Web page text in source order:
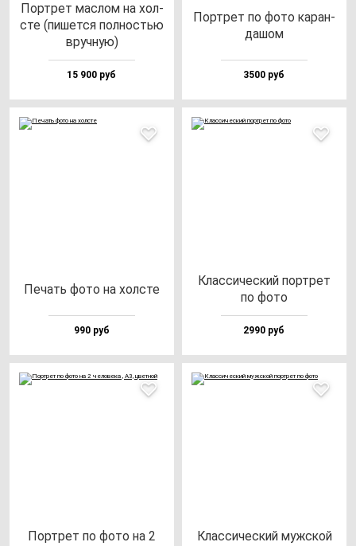
Пор­трет мас­лом на хол­
сте (пи­шет­ся пол­ностью
вруч­ную)
15 900 руб
Пор­трет по фо­то ка­ран­
да­шом
3500 руб
Печать фо­то на хол­сте
990 руб
Клас­си­чес­кий пор­трет
по фо­то
2990 руб
Пор­трет по фо­то на 2
Клас­си­чес­кий муж­ской